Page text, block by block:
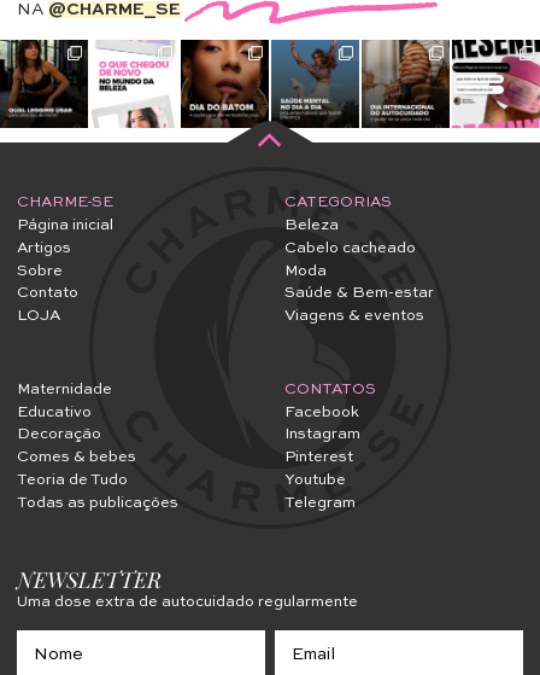
NA @CHARME_SE
CHARME-SE
Página inicial
Artigos
Sobre
Contato
LOJA
CATEGORIAS
Beleza
Cabelo cacheado
Moda
Saúde & Bem-estar
Viagens & eventos
Maternidade
Educativo
Decoração
Comes & bebes
Teoria de Tudo
Todas as publicações
CONTATOS
Facebook
Instagram
Pinterest
Youtube
Telegram
NEWSLETTER
Uma dose extra de autocuidado regularmente